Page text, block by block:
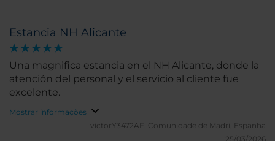
Estancia NH Alicante
Una magnifica estancia en el NH Alicante, donde la
atención del personal y el servicio al cliente fue
excelente.
Mostrar informações
victorY3472AF. Comunidade de Madri, Espanha
25/03/2026